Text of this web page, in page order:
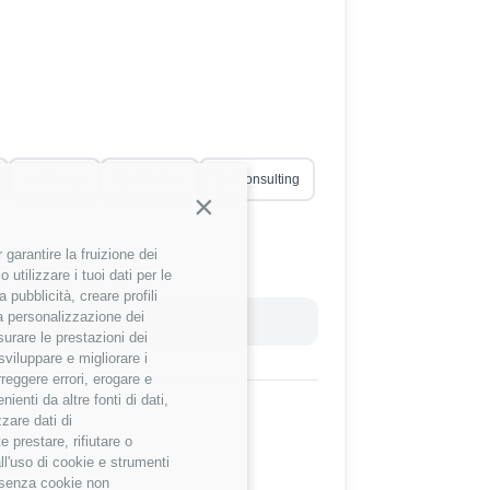
Continua senza accettare
la fruizione dei
utilizzare i tuoi dati per le
pubblicità, creare profili
personalizzazione dei
le prestazioni dei
e migliorare i
errori, erogare e
da altre fonti di dati,
dati di
prestare, rifiutare o
di cookie e strumenti
cookie non
Consulting
Reset Filtri